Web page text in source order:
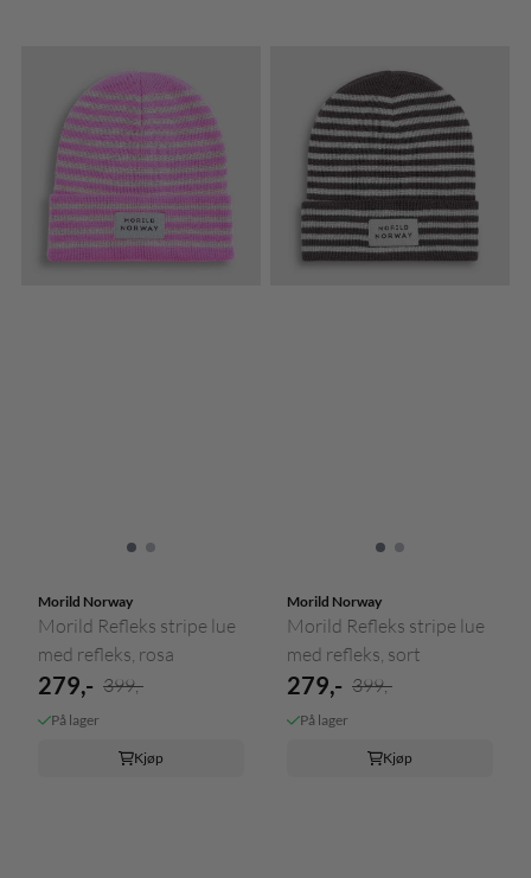
Morild Norway
Morild Refleks stripe lue
med refleks, rosa
279,- 399,-
På lager
Kjøp
Morild Norway
Morild Refleks stripe lue
med refleks, sort
279,- 399,-
På lager
Kjøp